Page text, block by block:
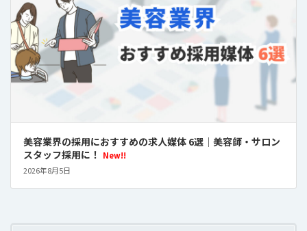
美容業界の採用におすすめの求人媒体 6選｜美容師・サロン
スタッフ採用に！
New!!
2026年8月5日